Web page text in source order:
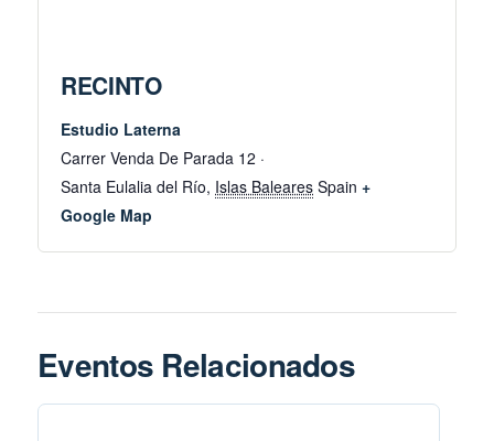
RECINTO
Estudio Laterna
Carrer Venda De Parada 12 ·
Santa Eulalia del Río, Islas Baleares Spain +
Google Map
Eventos Relacionados